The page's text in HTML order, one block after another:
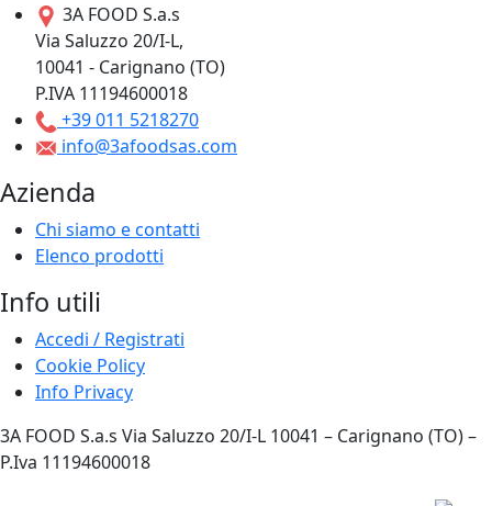
3A FOOD S.a.s
Via Saluzzo 20/I-L,
10041 - Carignano (TO)
P.IVA 11194600018
+39 011 5218270
info@3afoodsas.com
Azienda
Chi siamo e contatti
Elenco prodotti
Info utili
Accedi / Registrati
Cookie Policy
Info Privacy
3A FOOD S.a.s Via Saluzzo 20/I-L 10041 – Carignano (TO) –
P.Iva 11194600018